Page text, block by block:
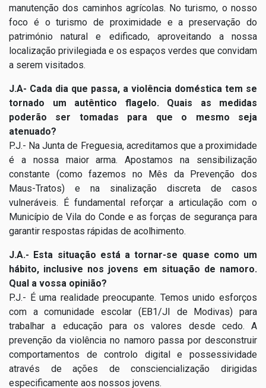
manutenção dos caminhos agrícolas. No turismo, o nosso
foco é o turismo de proximidade e a preservação do
património natural e edificado, aproveitando a nossa
localização privilegiada e os espaços verdes que convidam
a serem visitados.
J.A- Cada dia que passa, a violência doméstica tem se
tornado um autêntico flagelo. Quais as medidas
poderão ser tomadas para que o mesmo seja
atenuado?
P.J.- Na Junta de Freguesia, acreditamos que a proximidade
é a nossa maior arma. Apostamos na sensibilização
constante (como fazemos no Mês da Prevenção dos
Maus-Tratos) e na sinalização discreta de casos
vulneráveis. É fundamental reforçar a articulação com o
Município de Vila do Conde e as forças de segurança para
garantir respostas rápidas de acolhimento.
J.A.- Esta situação está a tornar-se quase como um
hábito, inclusive nos jovens em situação de namoro.
Qual a vossa opinião?
P.J.- É uma realidade preocupante. Temos unido esforços
com a comunidade escolar (EB1/JI de Modivas) para
trabalhar a educação para os valores desde cedo. A
prevenção da violência no namoro passa por desconstruir
comportamentos de controlo digital e possessividade
através de ações de consciencialização dirigidas
especificamente aos nossos jovens.